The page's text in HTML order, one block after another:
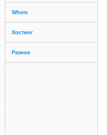
Whois
Хостинг
Разное